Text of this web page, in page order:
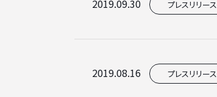
2019.09.30 プレスリリース
2019.08.16 プレスリリース